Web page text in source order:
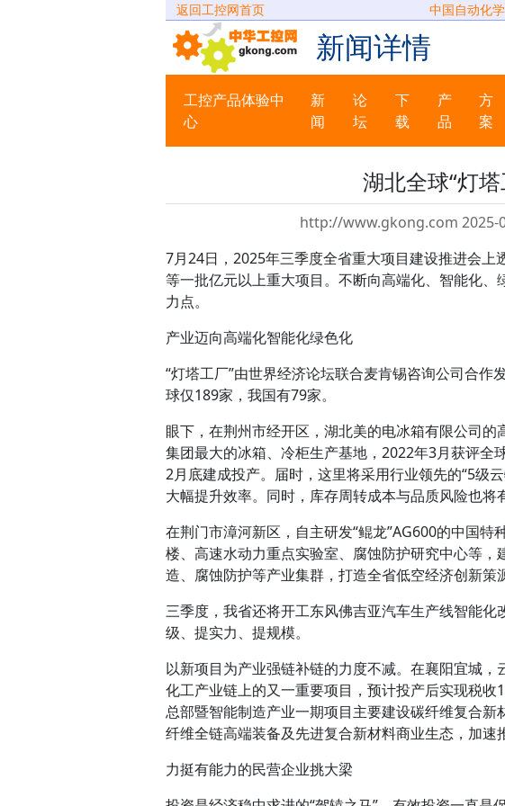
返回工控网首页 中国自动化
新闻详情
工控产品体验中
心
新
闻
论
坛
下
载
产
品
方
案
湖北全球“灯
http://www.gkong.com 2025-
7月24日，2025年三季度全省重大项目建设推进会上
等一批亿元以上重大项目。不断向高端化、智能化
力点。
产业迈向高端化智能化绿色化
“灯塔工厂”由世界经济论坛联合麦肯锡咨询公司合
球仅189家，我国有79家。
眼下，在荆州市经开区，湖北美的电冰箱有限公司
集团最大的冰箱、冷柜生产基地，2022年3月获评全
2月底建成投产。届时，这里将采用行业领先的“5级
大幅提升效率。同时，库存周转成本与品质风险也将
在荆门市漳河新区，自主研发“鲲龙”AG600的中国
楼、高速水动力重点实验室、腐蚀防护研究中心等
造、腐蚀防护等产业集群，打造全省低空经济创新策
三季度，我省还将开工东风佛吉亚汽车生产线智能
级、提实力、提规模。
以新项目为产业强链补链的力度不减。在襄阳宜城
化工产业链上的又一重要项目，预计投产后实现税
总部暨智能制造产业一期项目主要建设碳纤维复合
纤维全链高端装备及先进复合新材料商业生态，加速
力挺有能力的民营企业挑大梁